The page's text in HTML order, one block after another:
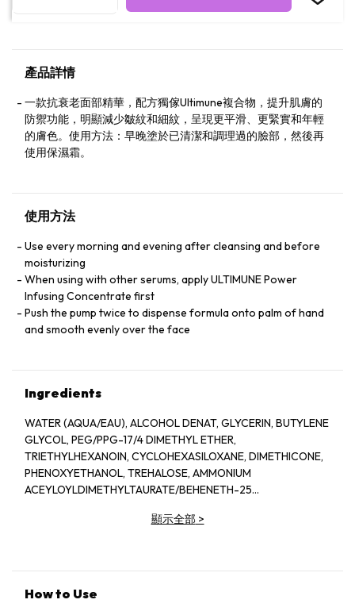
產品詳情
一款抗衰老面部精華，配方獨傢Ultimune複合物，提升肌膚的
防禦功能，明顯減少皺紋和細紋，呈現更平滑、更緊實和年輕
的膚色。使用方法：早晚塗於已清潔和調理過的臉部，然後再
使用保濕霜。
使用方法
Use every morning and evening after cleansing and before
moisturizing
When using with other serums, apply ULTIMUNE Power
Infusing Concentrate first
Push the pump twice to dispense formula onto palm of hand
and smooth evenly over the face
Ingredients
WATER (AQUA/EAU), ALCOHOL DENAT, GLYCERIN, BUTYLENE
GLYCOL, PEG/PPG-17/4 DIMETHYL ETHER,
TRIETHYLHEXANOIN, CYCLOHEXASILOXANE, DIMETHICONE,
PHENOXYETHANOL, TREHALOSE, AMMONIUM
ACEYLOYLDIMETHYLTAURATE/BEHENETH-25
ACRYLATES/C10-30 ALKTL ACRYLATE CROSSPOLYMER,
ISOCETETH-10, LINALOOL, LAURYL BETAINE, GINKGO BILOBA
顯示全部>
How to Use